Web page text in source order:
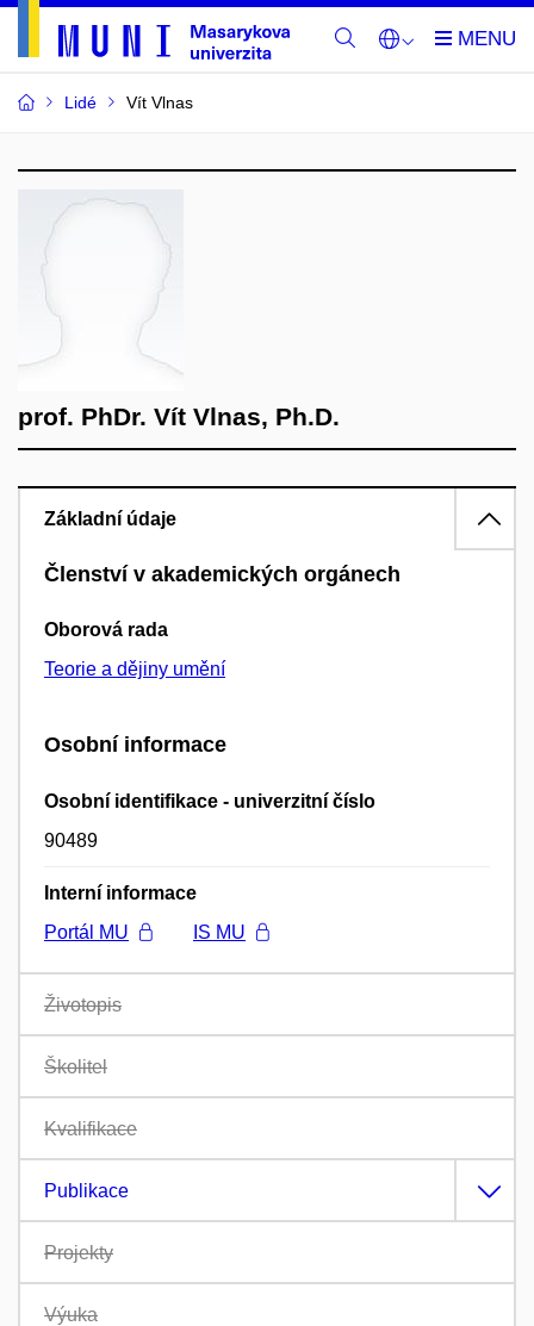
Lidé Vít Vlnas
prof. PhDr. Vít Vlnas, Ph.D.
Základní údaje
Členství v akademických orgánech
Oborová rada
Teorie a dějiny umění
Osobní informace
Osobní identifikace - univerzitní číslo
90489
Interní informace
Portál MU
IS MU
Životopis
Školitel
Kvalifikace
Publikace
Projekty
Výuka